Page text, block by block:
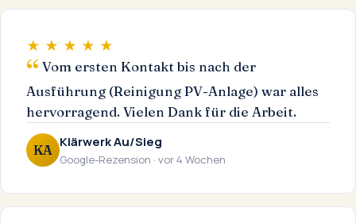
★ ★ ★ ★ ★
Vom ersten Kontakt bis nach der
Ausführung (Reinigung PV-Anlage) war alles
hervorragend. Vielen Dank für die Arbeit.
KA Klärwerk Au/Sieg
Google-Rezension · vor 4 Wochen